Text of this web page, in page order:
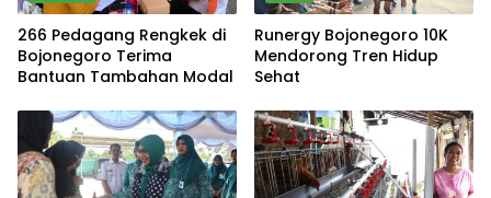
266 Pedagang Rengkek di
Bojonegoro Terima
Bantuan Tambahan Modal
Runergy Bojonegoro 10K
Mendorong Tren Hidup
Sehat